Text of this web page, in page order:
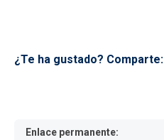
¿Te ha gustado? Comparte:
Enlace permanente: